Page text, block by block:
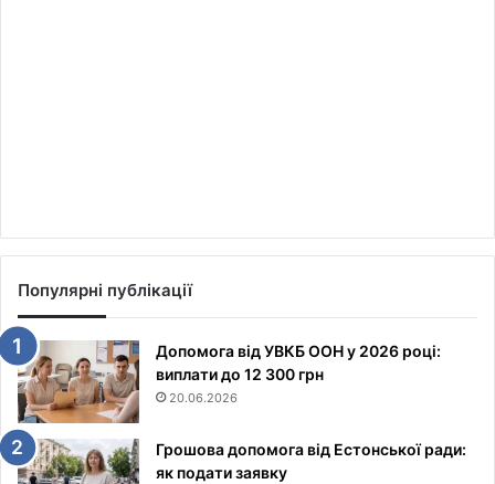
Популярні публікації
Допомога від УВКБ ООН у 2026 році:
виплати до 12 300 грн
20.06.2026
Грошова допомога від Естонської ради:
як подати заявку